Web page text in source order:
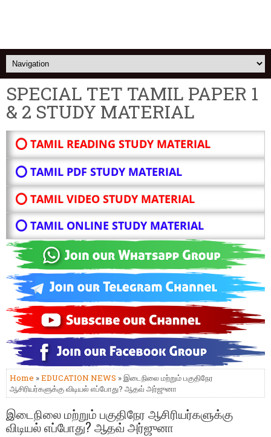
SPECIAL TET TAMIL PAPER 1
& 2 STUDY MATERIAL
⭕ TAMIL READING STUDY MATERIAL
⭕ TAMIL PDF STUDY MATERIAL
⭕ TAMIL VIDEO STUDY MATERIAL
⭕ TAMIL ONLINE STUDY MATERIAL
Home »EDUCATION NEWS » இடைநிலை மற்றும் பகுதிநேர
ஆசிரியர்களுக்கு விடியல் எப்போது? ஆதவ் அர்ஜுனா
இடைநிலை மற்றும் பகுதிநேர ஆசிரியர்களுக்கு
விடியல் எப்போது? ஆதவ் அர்ஜுனா